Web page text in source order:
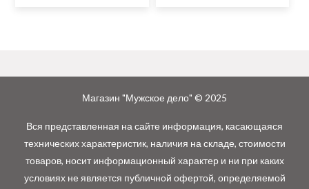
Магазин "Мужское дело" © 2025
Вся представленная на сайте информация, касающаяся
технических характеристик, наличия на складе, стоимости
товаров, носит информационный характер и ни при каких
условиях не является публичной офертой, определяемой